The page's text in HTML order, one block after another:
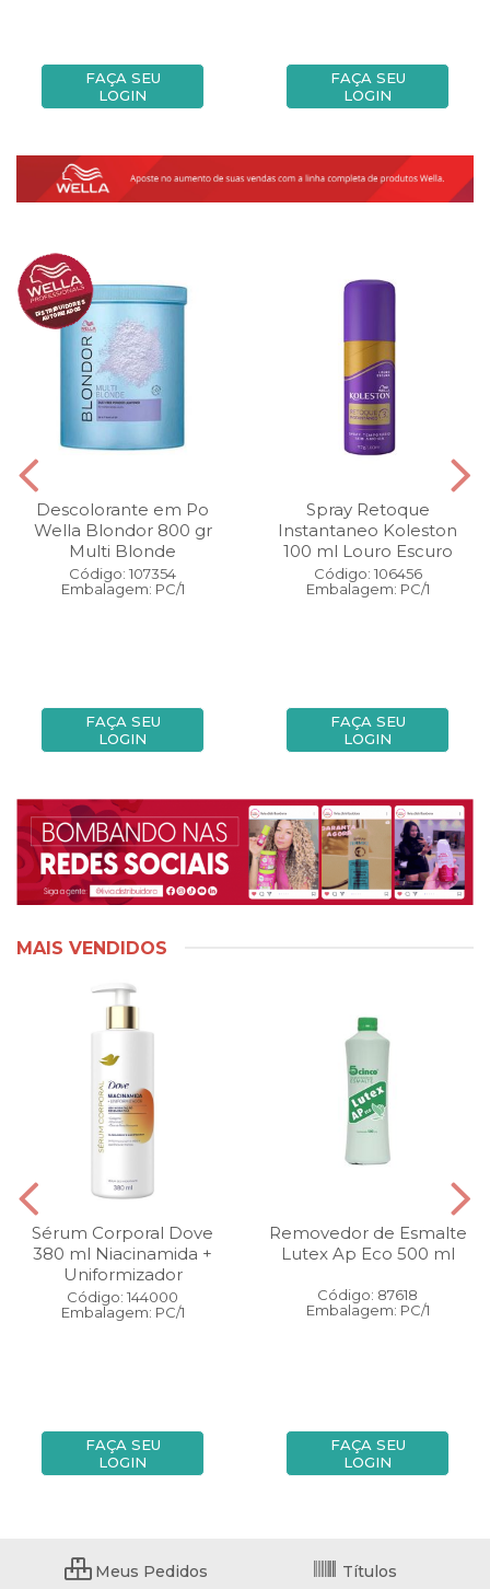
FAÇA SEU
LOGIN
FAÇA SEU
LOGIN
Descolorante em Po
Wella Blondor 800 gr
Multi Blonde
Código: 107354
Embalagem: PC/1
FAÇA SEU
LOGIN
Spray Retoque
Instantaneo Koleston
100 ml Louro Escuro
Código: 106456
Embalagem: PC/1
FAÇA SEU
LOGIN
MAIS VENDIDOS
Sérum Corporal Dove
380 ml Niacinamida +
Uniformizador
Código: 144000
Embalagem: PC/1
FAÇA SEU
LOGIN
Removedor de Esmalte
Lutex Ap Eco 500 ml
Código: 87618
Embalagem: PC/1
FAÇA SEU
LOGIN
Meus Pedidos Títulos